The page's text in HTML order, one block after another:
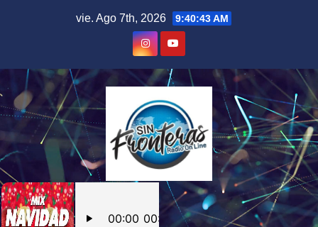
vie. Ago 7th, 2026 9:40:44 AM